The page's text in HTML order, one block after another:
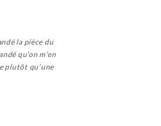
la pièce du
qu’on m’en
plutôt qu’une